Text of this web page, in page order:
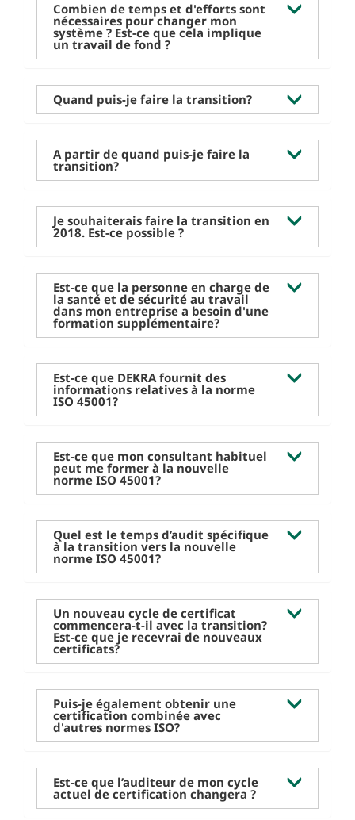
Combien de temps et d'efforts sont
nécessaires pour changer mon
système ? Est-ce que cela implique
un travail de fond ?
Quand puis-je faire la transition?
A partir de quand puis-je faire la
transition?
Je souhaiterais faire la transition en
2018. Est-ce possible ?
Est-ce que la personne en charge de
la santé et de sécurité au travail
dans mon entreprise a besoin d'une
formation supplémentaire?
Est-ce que DEKRA fournit des
informations relatives à la norme
ISO 45001?
Est-ce que mon consultant habituel
peut me former à la nouvelle
norme ISO 45001?
Quel est le temps d’audit spécifique
à la transition vers la nouvelle
norme ISO 45001?
Un nouveau cycle de certificat
commencera-t-il avec la transition?
Est-ce que je recevrai de nouveaux
certificats?
Puis-je également obtenir une
certification combinée avec
d'autres normes ISO?
Est-ce que l’auditeur de mon cycle
actuel de certification changera ?